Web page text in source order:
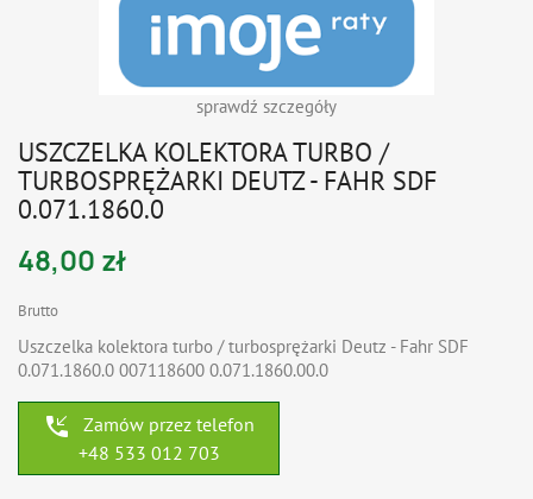
sprawdź szczegóły
USZCZELKA KOLEKTORA TURBO /
TURBOSPRĘŻARKI DEUTZ - FAHR SDF
0.071.1860.0
48,00 zł
Brutto
Uszczelka kolektora turbo / turbosprężarki Deutz - Fahr SDF
0.071.1860.0 007118600 0.071.1860.00.0
phone_callback
Zamów przez telefon
+48 533 012 703